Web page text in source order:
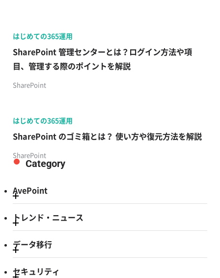
はじめての365運用
SharePoint 管理センターとは？ログイン方法や項
目、管理する際のポイントを解説
SharePoint
はじめての365運用
SharePoint のゴミ箱とは？ 使い方や復元方法を解説
SharePoint
Category
AvePoint
トレンド・ニュース
データ移行
セキュリティ